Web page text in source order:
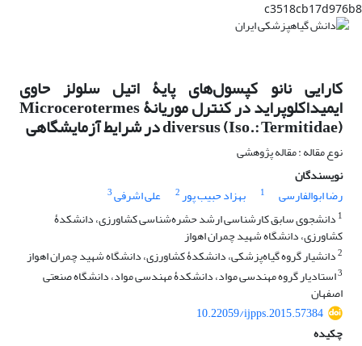
c3518cb17d976b8
کارایی نانو کپسول‌های پایۀ اتیل سلولز حاوی
ایمیداکلوپراید در کنترل موریانۀ Microcerotermes
diversus (Iso.: Termitidae) در شرایط آزمایشگاهی
نوع مقاله : مقاله پژوهشی
نویسندگان
رضا ابوالفارسی
1 بهزاد حبیب پور2 علی اشرفی3
1 دانشجوی سابق کارشناسی ارشد حشره‌شناسی کشاورزی، دانشکدۀ
کشاورزی، دانشگاه شهید چمران اهواز
2دانشیار گروه گیاه‌پزشکی، دانشکدۀ کشاورزی، دانشگاه شهید چمران اهواز
3استادیار گروه مهندسی مواد، دانشکدۀ مهندسی مواد، دانشگاه صنعتی
اصفهان
10.22059/ijpps.2015.57384
چکیده